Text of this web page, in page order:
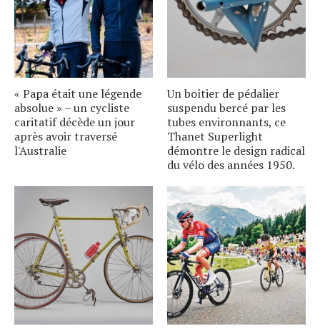
« Papa était une légende
absolue » – un cycliste
caritatif décède un jour
après avoir traversé
l'Australie
Un boîtier de pédalier
suspendu bercé par les
tubes environnants, ce
Thanet Superlight
démontre le design radical
du vélo des années 1950.